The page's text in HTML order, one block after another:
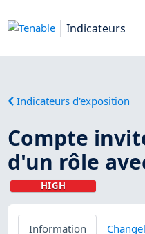
Indicateurs
Indicateurs d'exposition
Compte
d'un rôle
HIGH
Information